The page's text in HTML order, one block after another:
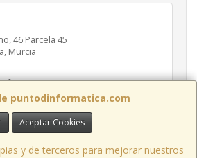
puntodinformatica.com
Aceptar Cookies
y de terceros para mejorar nuestros
46 Parcela 45
, Murcia
16:30h a 20:00h